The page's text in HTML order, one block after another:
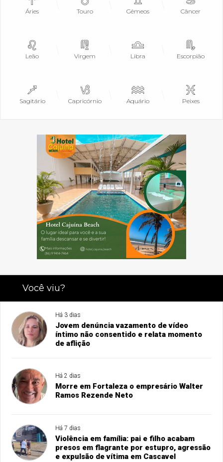
Áries Touro Gêmeos Câncer
Leão Virgem Libra Escorpião
Sagitário Capricórnio Aquário Peixes
Você viu?
Há 3 dias
Jovem denúncia vazamento de vídeo
íntimo não consentido e relata momento
de aflição
Há 2 dias
Morre em Fortaleza o empresário Walter
Ramos Rezende Neto
Há 7 dias
Violência em família: pai e filho acabam
presos em flagrante por estupro, agressão
e expulsão de vítima em Cascavel